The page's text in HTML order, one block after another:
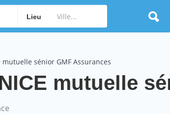
Lieu
sénior GMF Assurances
mutuelle